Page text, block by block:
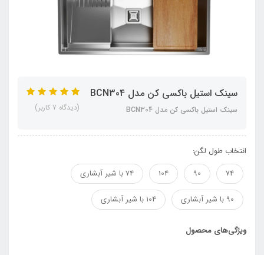
سینک استیل باکسی کن مدل BCN304
سینک استیل باکسی کن مدل BCN304 (دیدگاه 7 کاربر)
انتخاب طول لگن:
74
90
104 74 با شیر آبشاری
90 با شیر آبشاری 104 با شیر آبشاری
ویژگی‌های محصول